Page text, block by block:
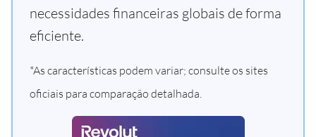
necessidades financeiras globais de forma
eficiente.
*As características podem variar; consulte os sites
oficiais para comparação detalhada.